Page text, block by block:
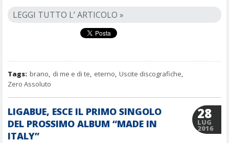
LEGGI TUTTO L’ ARTICOLO »
Tags: brano, di me e di te, eterno, Uscite discografiche,
Zero Assoluto
LIGABUE, ESCE IL PRIMO SINGOLO
DEL PROSSIMO ALBUM “MADE IN
ITALY”
28
LUG
2016